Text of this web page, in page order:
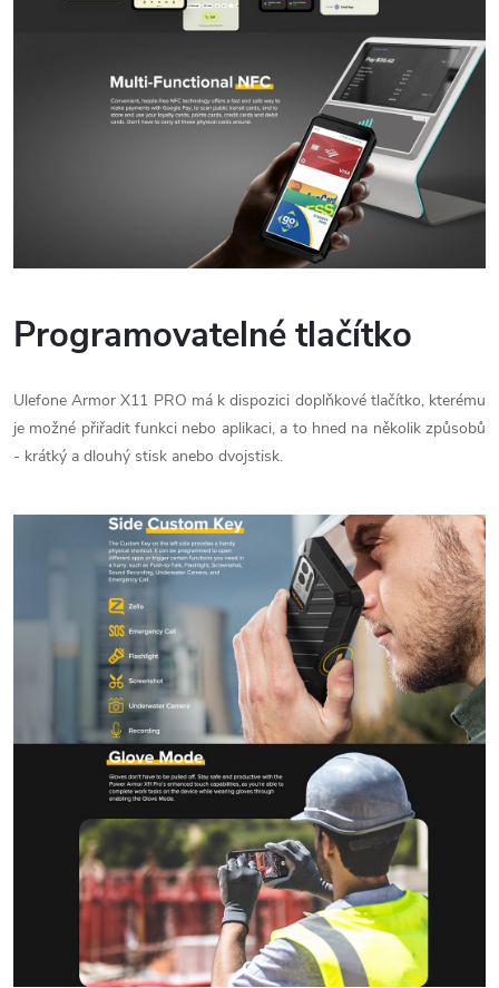
Programovatelné tlačítko
Ulefone Armor X11 PRO má k dispozici doplňkové tlačítko, kterému
je možné přiřadit funkci nebo aplikaci, a to hned na několik způsobů
- krátký a dlouhý stisk anebo dvojstisk.